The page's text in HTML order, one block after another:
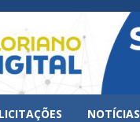
NOTÍCIAS